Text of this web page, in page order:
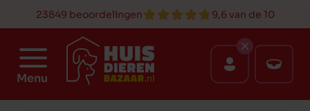
23849 beoordelingen 9,6 van de 10
Menu